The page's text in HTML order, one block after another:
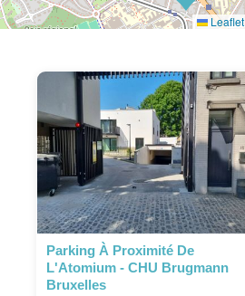
P
P
Leaflet
Parking À Proximité De
L'Atomium - CHU Brugmann
Bruxelles